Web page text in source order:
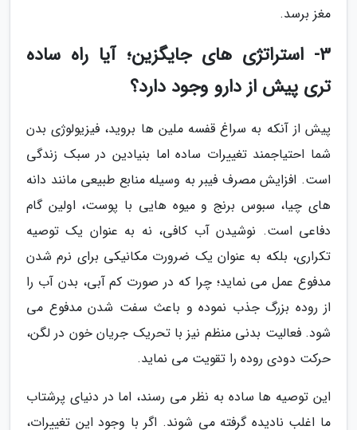
مغز برسد.
3- استراتژی های جایگزین؛ آیا راه ساده
تری پیش از دارو وجود دارد؟
پیش از آنکه به سراغ قفسه ملین ها بروید، فیزیولوژی بدن
شما احتیاجمند تغییرات ساده اما بنیادین در سبک زندگی
است. افزایش مصرف فیبر به وسیله منابع طبیعی مانند دانه
های چیا، سبوس برنج و میوه هایی با پوست، اولین گام
دفاعی است. نوشیدن آب کافی، نه به عنوان یک توصیه
تکراری، بلکه به عنوان یک ضرورت مکانیکی برای نرم شدن
مدفوع عمل می نماید؛ چرا که در صورت کم آبی، بدن آب را
از روده بزرگ جذب نموده و باعث سفت شدن مدفوع می
شود. فعالیت بدنی منظم نیز با تحریک جریان خون در لگن،
حرکت دودی روده را تقویت می نماید.
این توصیه ها ساده به نظر می رسند، اما در دنیای پرشتاب
ما اغلب نادیده گرفته می شوند. اگر با وجود این تغییرات،